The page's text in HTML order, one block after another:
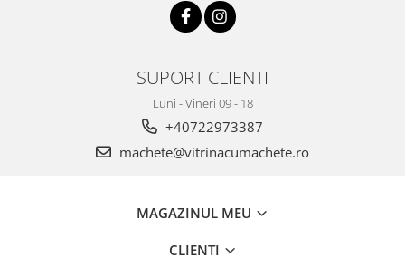
SUPORT CLIENTI
Luni - Vineri 09 - 18
+40722973387
machete@vitrinacumachete.ro
MAGAZINUL MEU
CLIENTI